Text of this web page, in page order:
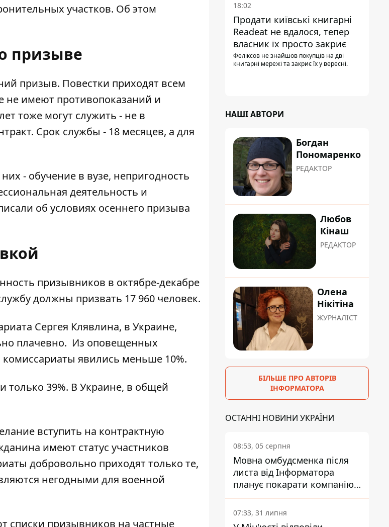
участков. Об этом
призыве
призыв. Повестки приходят всем
не имеют противопоказаний и
тоже могут служить - не в
Срок службы - 18 месяцев, а для
- обучение в вузе, непригодность
деятельность и
об условиях осеннего призыва
призывников в октябре-декабре
должны призвать 17 960 человек.
Сергея Клявлина, в Украине,
плачевно. Из оповещенных
явились меньше 10%.
только 39%. В Украине, в общей
вступить на контрактную
имеют статус участников
добровольно приходят только те,
негодными для военной
списки призывников на частные
18:02
Продати київські книгарні
Readeat не вдалося, тепер
власник їх просто закриє
Феліксов не знайшов покупців на дві
книгарні мережі та закриє їх у вересні.
НАШІ АВТОРИ
Богдан
Пономаренко
РЕДАКТОР
Любов
Кінаш
РЕДАКТОР
Олена
Нікітіна
ЖУРНАЛІСТ
БІЛЬШЕ ПРО АВТОРІВ
ІНФОРМАТОРА
ОСТАННІ НОВИНИ УКРАЇНИ
08:53, 05 серпня
Мовна омбудсменка після
листа від Інформатора
планує покарати компанію-
підрядника ПриватБанку
07:33, 31 липня